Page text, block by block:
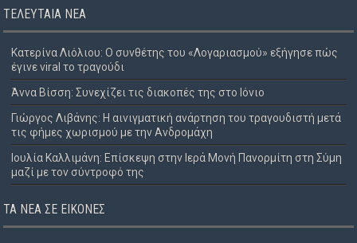
ΤΕΛΕΥΤΑΊΑ ΝΈΑ
Κατερίνα Λιόλιου: Ο συνθέτης του «Λογαριασμού» εξήγησε πώς
έγινε viral το τραγούδι
Άννα Βίσση: Συνεχίζει τις διακοπές της στο Ιόνιο
Γιώργος Λιβάνης: Η αινιγματική ανάρτηση του τραγουδιστή μετά
τις φήμες χωρισμού με την Ανδρομάχη
Ιουλία Καλλιμάνη: Επίσκεψη στην Ιερά Μονή Πανορμίτη στη Σύμη
μαζί με τον σύντροφό της
ΤΑ ΝΈΑ ΣΕ ΕΙΚΌΝΕΣ